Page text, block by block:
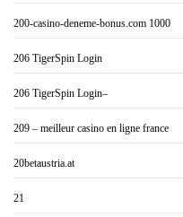
200-casino-deneme-bonus.com 1000
206 TigerSpin Login
206 TigerSpin Login–
209 – meilleur casino en ligne france
20betaustria.at
21